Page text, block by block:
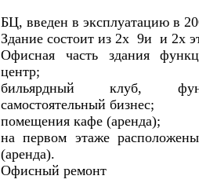
БЦ, введен в эксплуатацию в
Здание состоит из 2х 9и и 2х
Офисная часть здания
центр;
бильярдный клуб,
самостоятельный бизнес;
помещения кафе (аренда);
на первом этаже
(аренда).
Офисный ремонт